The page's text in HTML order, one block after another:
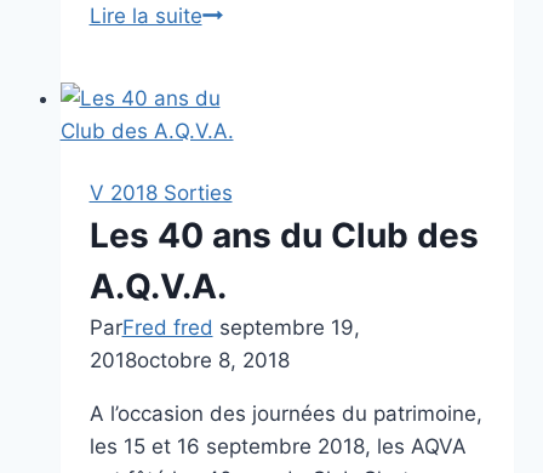
Lire la suiteSortie
octobre
2018
V 2018 Sorties
Les 40 ans du Club des
A.Q.V.A.
ParFred fred septembre 19,
2018octobre 8, 2018
A l’occasion des journées du patrimoine,
les 15 et 16 septembre 2018, les AQVA